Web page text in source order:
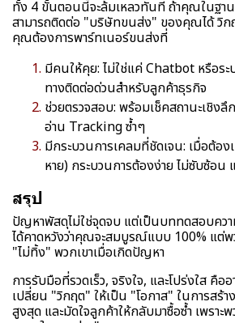
ทั้ง 4 ขั้นตอนนี้จะล้มเหลวทันที ถ้าคุณในฐาน
สามารถติดต่อ "บริษัทขนส่ง" ของคุณได้ วิ
คุณต้องการพาร์ทเนอร์ขนส่งที่
มีคนให้คุย: ไม่ใช่แค่ Chatbot หรือร
ทางติดต่อด่วนสำหรับลูกค้าธุรกิจ
ช่วยตรวจสอบ: พร้อมเช็คสถานะเชิง
อ่าน Tracking ซ้ำๆ
มีกระบวนการเคลมที่ชัดเจน: เมื่อต้อ
หาย) กระบวนการต้องง่าย ไม่ซับซ้อน
สรุป
ปัญหาพัสดุไม่ใช่จุดจบ แต่เป็นบททดสอบคว
ได้คาดหวังว่าคุณจะสมบูรณ์แบบ 100% แต่พ
"ไม่ทิ้ง" พวกเขาเมื่อเกิดปัญหา
การรับมือที่รวดเร็ว, จริงใจ, และโปร่งใส คื
เปลี่ยน "วิกฤต" ให้เป็น "โอกาส" ในการสร้า
สูงสุด และมัดใจลูกค้าให้กลับมาซื้อซ้ำ เพราะ